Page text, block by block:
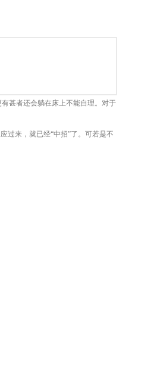
甚者还会躺在床上不能自理。对于
过来，就已经“中招”了。可若是不